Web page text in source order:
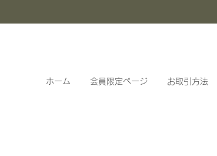
ホーム 会員限定ページ お取引方法